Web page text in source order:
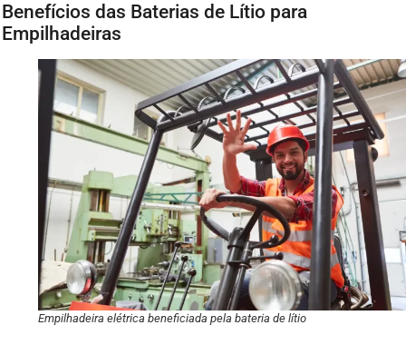
Benefícios das Baterias de Lítio para
Empilhadeiras
Empilhadeira elétrica beneficiada pela bateria de lítio